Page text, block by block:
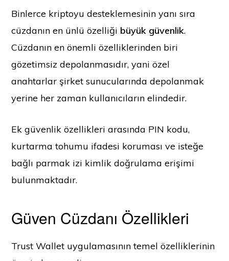
Binlerce kriptoyu desteklemesinin yanı sıra
cüzdanın en ünlü özelliği büyük güvenlik.
Cüzdanın en önemli özelliklerinden biri
gözetimsiz depolanmasıdır, yani özel
anahtarlar şirket sunucularında depolanmak
yerine her zaman kullanıcıların elindedir.
Ek güvenlik özellikleri arasında PIN kodu,
kurtarma tohumu ifadesi koruması ve isteğe
bağlı parmak izi kimlik doğrulama erişimi
bulunmaktadır.
Güven Cüzdanı Özellikleri
Trust Wallet uygulamasının temel özelliklerinin